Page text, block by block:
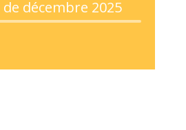
décembre 2025
Lecteur